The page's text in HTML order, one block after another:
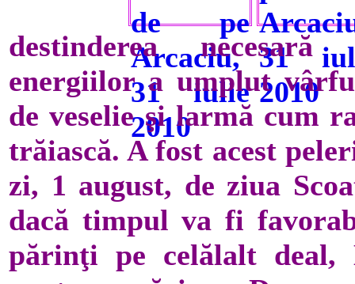
destinderea necesară
energiilor a umplut
de veselie şi larmă cum
trăiască. A fost acest
zi, 1 august, de ziua
dacă timpul va fi
părinţi pe celălalt deal,